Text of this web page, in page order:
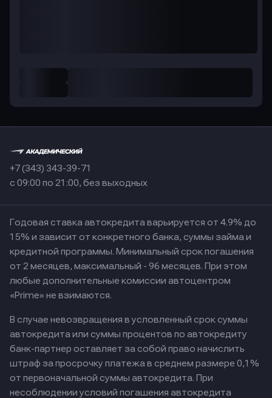
+7 (343) 343-39-71
с 09:00 по 21:00, без выходных
Годовая ставка автокредита варьируется от 4.9% до
15% и зависит от конкретного банка, суммы займа и
кредитной программы. Минимальный срок погашения
от 2 месяцев, максимальный - 96 месяцев. При этом
любые дополнительные комиссии автоцентром
«Prime» не взимаются.
В случае невозвращения в условленный срок суммы
автокредита или суммы процентов по автокредиту
банк-партнер оставляет за собой право начислить
штраф за просрочку платежа в среднем размере 0,1%
от первоначальной суммы автокредита. При
несоблюдении условий погашения автокредита